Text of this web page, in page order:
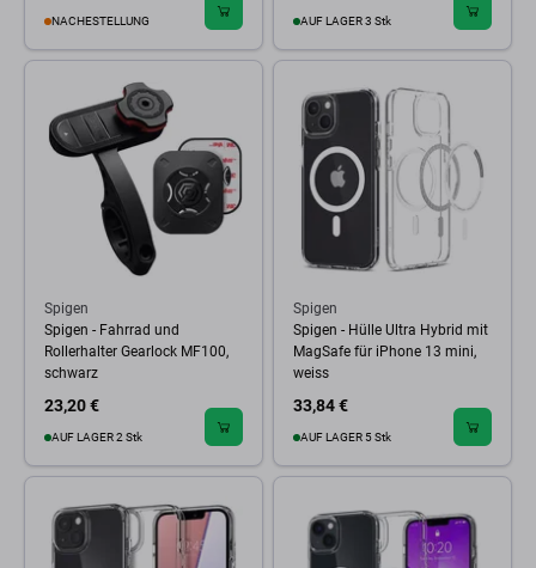
NACHESTELLUNG AUF LAGER 3 Stk
Spigen
Spigen - Fahrrad und
Rollerhalter Gearlock MF100,
schwarz
23,20 €
AUF LAGER 2 Stk
Spigen
Spigen - Hülle Ultra Hybrid mit
MagSafe für iPhone 13 mini,
weiss
33,84 €
AUF LAGER 5 Stk